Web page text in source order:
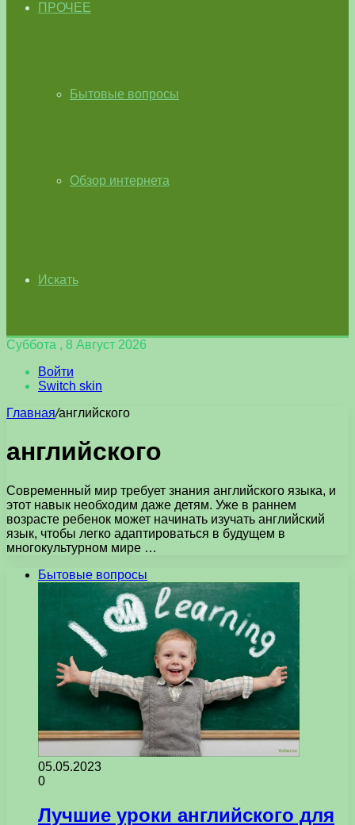
ПРОЧЕЕ
Бытовые вопросы
Обзор интернета
Искать
Суббота , 8 Август 2026
Войти
Switch skin
Главная/английского
английского
Современный мир требует знания английского языка, и
этот навык необходим даже детям. Уже в раннем
возрасте ребенок может начинать изучать английский
язык, чтобы легко адаптироваться в будущем в
многокультурном мире …
Бытовые вопросы
05.05.2023
0
Лучшие уроки английского для